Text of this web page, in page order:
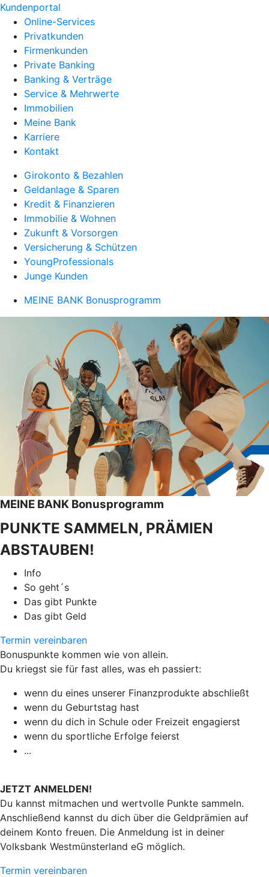
Kundenportal
Online-Services
Privatkunden
Firmenkunden
Private Banking
Banking & Verträge
Service & Mehrwerte
Immobilien
Meine Bank
Karriere
Kontakt
Girokonto & Bezahlen
Geldanlage & Sparen
Kredit & Finanzieren
Immobilie & Wohnen
Zukunft & Vorsorgen
Versicherung & Schützen
YoungProfessionals
Junge Kunden
MEINE BANK Bonusprogramm
MEINE BANK Bonusprogramm
PUNKTE SAMMELN, PRÄMIEN
ABSTAUBEN!
Info
So geht´s
Das gibt Punkte
Das gibt Geld
Termin vereinbaren
Bonuspunkte kommen wie von allein.
Du kriegst sie für fast alles, was eh passiert:
wenn du eines unserer Finanzprodukte abschließt
wenn du Geburtstag hast
wenn du dich in Schule oder Freizeit engagierst
wenn du sportliche Erfolge feierst
...
JETZT ANMELDEN!
Du kannst mitmachen und wertvolle Punkte sammeln.
Anschließend kannst du dich über die Geldprämien auf
deinem Konto freuen. Die Anmeldung ist in deiner
Volksbank Westmünsterland eG möglich.
Termin vereinbaren